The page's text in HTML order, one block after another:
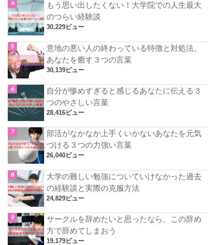
もう思い出したくない！大学院での人生最大
のつらい経験談
30,229ビュー
意地の悪い人の終わっている特徴と対処法、
あなたを癒す３つの言葉
30,139ビュー
自分が惨めすぎると感じるあなたに伝える３
つのやさしい言葉
28,416ビュー
部活がなかなか上手くいかないあなたを元気
づける３つの力強い言葉
26,040ビュー
大学の難しい勉強についていけなかった過去
の経験談と実際の克服方法
24,829ビュー
サークルを辞めたいと思ったなら、この辞め
方で辞めてしまおう
19,179ビュー